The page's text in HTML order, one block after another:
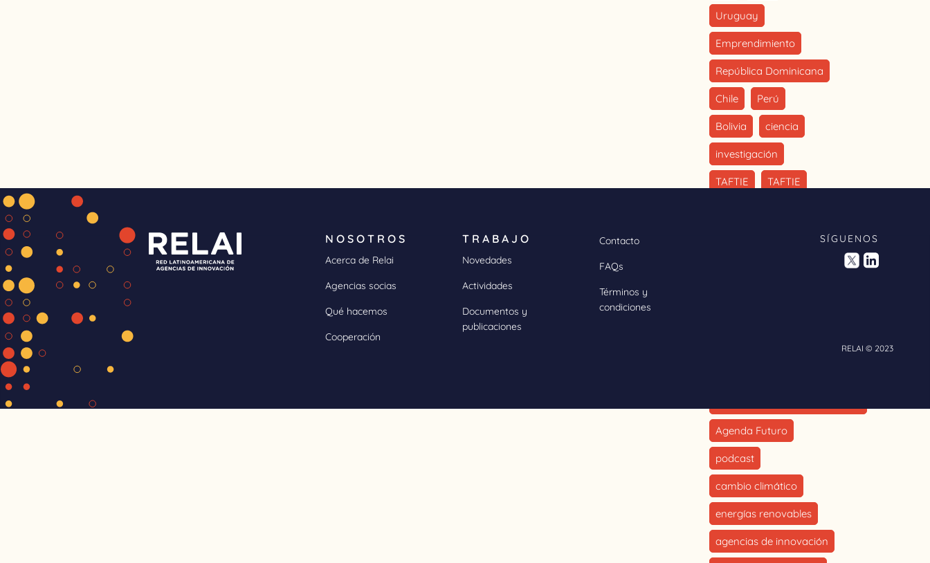
Uruguay
Emprendimiento
República Dominicana
Chile Perú
Bolivia ciencia
investigación
TAFTIE TAFTIE
Agenda Futuro
podcast
cambio climático
energías renovables
agencias de innovación
NOSOTROS
Acerca de Relai
Agencias socias
Qué hacemos
Cooperación
TRABAJO
Novedades
Actividades
Documentos y
publicaciones
Contacto
FAQs
Términos y
condiciones
SÍGUENOS
RELAI © 2023